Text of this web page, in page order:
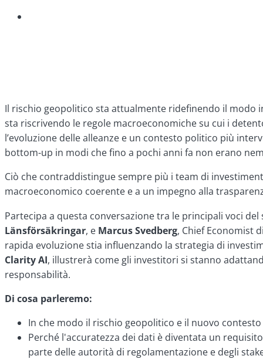
Il rischio geopolitico sta attualmente ridefinendo il modo
sta riscrivendo le regole macroeconomiche su cui i
l’evoluzione delle alleanze e un contesto politico più
bottom-up in modi che fino a pochi anni fa non erano
Ciò che contraddistingue sempre più i team di
macroeconomico coerente e a un impegno alla
Partecipa a questa conversazione tra le principali voci
Länsförsäkringar, e Marcus Svedberg, Chief Economist
rapida evoluzione stia influenzando la strategia di
Clarity AI, illustrerà come gli investitori si stanno
responsabilità.
Di cosa parleremo:
In che modo il rischio geopolitico e il nuovo
Perché l'accuratezza dei dati è diventata un
parte delle autorità di regolamentazione e degli